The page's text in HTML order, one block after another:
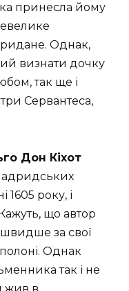
принесла йому
Однак,
визнати дочку
так ще і
Сервантеса,
Дон Кіхот
року, і
що автор
за свої
Однак
так і не
жив в